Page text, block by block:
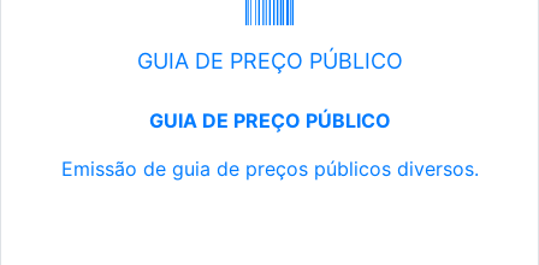
GUIA DE PREÇO PÚBLICO
GUIA DE PREÇO PÚBLICO
Emissão de guia de preços públicos diversos.